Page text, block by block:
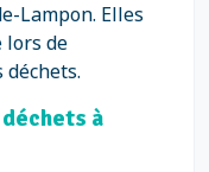
Lampon. Elles
lors de
déchets.
à